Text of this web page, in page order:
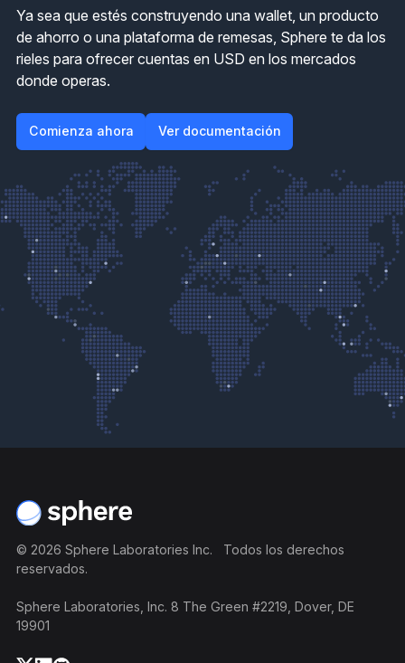
Ya sea que estés construyendo una wallet, un producto
de ahorro o una plataforma de remesas, Sphere te da los
rieles para ofrecer cuentas en USD en los mercados
donde operas.
Comienza ahora
Comienza ahora
Ver documentación
Ver documentación
© 2026 Sphere Laboratories Inc. Todos los derechos
reservados.
Sphere Laboratories, Inc. 8 The Green #2219, Dover, DE
19901